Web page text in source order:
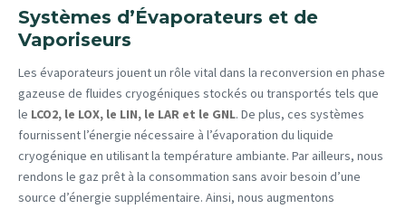
Systèmes d’Évaporateurs et de
Vaporiseurs
Les évaporateurs jouent un rôle vital dans la reconversion en phase
gazeuse de fluides cryogéniques stockés ou transportés tels que
le LCO2, le LOX, le LIN, le LAR et le GNL. De plus, ces systèmes
fournissent l’énergie nécessaire à l’évaporation du liquide
cryogénique en utilisant la température ambiante. Par ailleurs, nous
rendons le gaz prêt à la consommation sans avoir besoin d’une
source d’énergie supplémentaire. Ainsi, nous augmentons